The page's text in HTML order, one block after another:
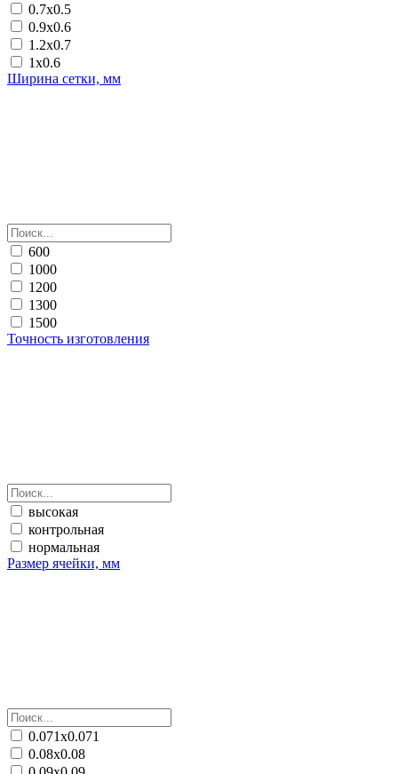
0.7х0.5
0.9х0.6
1.2х0.7
1х0.6
Ширина сетки, мм
600
1000
1200
1300
1500
Точность изготовления
высокая
контрольная
нормальная
Размер ячейки, мм
0.071х0.071
0.08х0.08